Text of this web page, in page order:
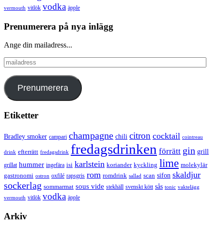
vermouth vitlök vodka äpple
Prenumerera på nya inlägg
Ange din mailadress...
mailadress
Prenumerera
Etiketter
Bradley smoker campari champagne chili citron cocktail cointreau
drink efterrätt fredagsdrink fredagsdrinken förrätt gin grill
grillat hummer ingefära isi karlstein koriander kyckling lime molekylär
gastronomi ostron oxfilé rapsgris rom romdrink sallad scan sifon skaldjur
sockerlag sommarmat sous vide stekhäll svenskt kött sås tonic vaktelägg
vermouth vitlök vodka äpple
Arkiv